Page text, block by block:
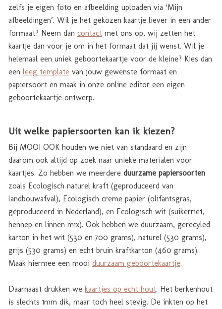
zelfs je eigen foto en afbeelding uploaden via ‘Mijn
afbeeldingen’. Wil je het gekozen kaartje liever in een ander
formaat? Neem dan contact met ons op, wij zetten het
kaartje dan voor je om in het formaat dat jij wenst. Wil je
helemaal een uniek geboortekaartje voor de kleine? Kies dan
een leeg template van jouw gewenste formaat en
papiersoort en maak in onze online editor een eigen
geboortekaartje ontwerp.
Uit welke papiersoorten kan ik kiezen?
Bij MOOI OOK houden we niet van standaard en zijn
daarom ook altijd op zoek naar unieke materialen voor
kaartjes. Zo hebben we meerdere duurzame papiersoorten
zoals Ecologisch naturel kraft (geproduceerd van
landbouwafval), Ecologisch creme papier (olifantsgras,
geproduceerd in Nederland), en Ecologisch wit (suikerriet,
hennep en linnen mix). Ook hebben we duurzaam, gerecyled
karton in het wit (530 en 700 grams), naturel (530 grams),
grijs (530 grams) en echt bruin kraftkarton (460 grams).
Maak hiermee een mooi duurzaam geboortekaartje.
Daarnaast drukken we kaartjes op echt hout. Het berkenhout
is slechts 1mm dik, maar toch heel stevig. De inkten op het